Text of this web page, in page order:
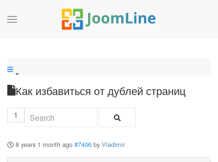
Как избавиться от дублей страниц
1
8 years 1 month ago #7406 by Vladimir